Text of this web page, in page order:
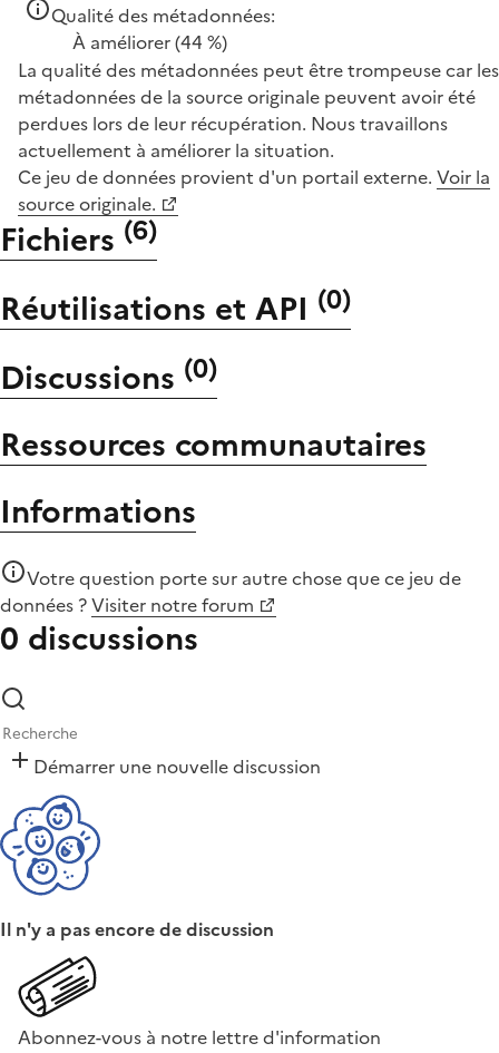
Qualité des métadonnées:
À améliorer(44 %)
La qualité des métadonnées peut être trompeuse car les
métadonnées de la source originale peuvent avoir été
perdues lors de leur récupération. Nous travaillons
actuellement à améliorer la situation.
Ce jeu de données provient d'un portail externe. Voir la
source originale.
Fichiers (6)
Réutilisations et API (0)
Discussions (0)
Ressources communautaires
Informations
Votre question porte sur autre chose quece jeu de
données ?Visiter notre forum
0 discussions
Démarrer une nouvelle discussion
Il n'y a pas encore de discussion
Abonnez-vous à notre lettre d'information